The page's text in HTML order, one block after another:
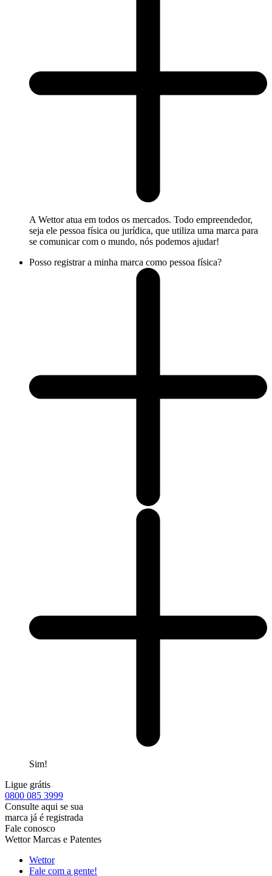
A Wettor atua em todos os mercados. Todo empreendedor,
seja ele pessoa física ou jurídica, que utiliza uma marca para
se comunicar com o mundo, nós podemos ajudar!
Posso registrar a minha marca como pessoa física?
Sim!
Ligue grátis
0800 085 3999
Consulte aqui se sua
marca já é registrada
Fale conosco
Wettor Marcas e Patentes
Wettor
Fale com a gente!